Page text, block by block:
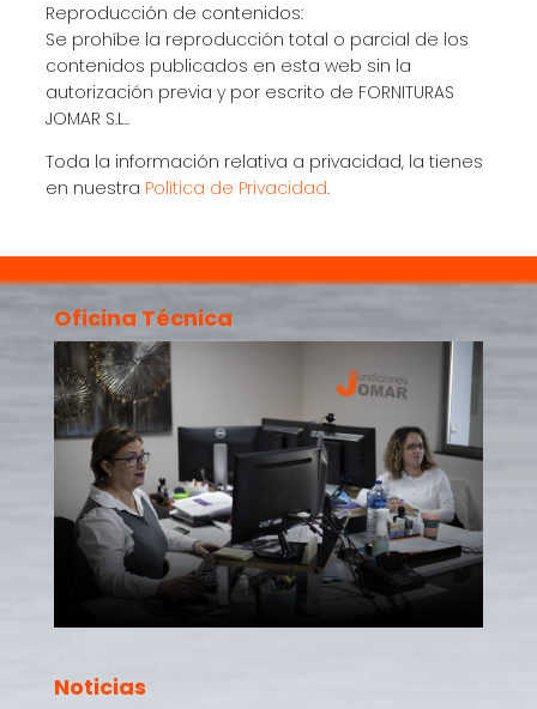
Reproducción de contenidos:
Se prohíbe la reproducción total o parcial de los
contenidos publicados en esta web sin la
autorización previa y por escrito de FORNITURAS
JOMAR S.L..
Toda la información relativa a privacidad, la tienes
en nuestra Política de Privacidad.
Oficina Técnica
Noticias